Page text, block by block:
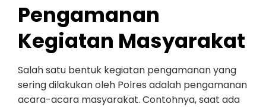
Pengamanan
Kegiatan Masyarakat
Salah satu bentuk kegiatan pengamanan yang
sering dilakukan oleh Polres adalah pengamanan
acara-acara masyarakat. Contohnya, saat ada